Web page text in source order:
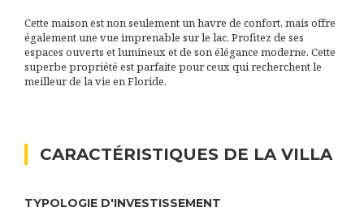
Cette maison est non seulement un havre de confort, mais offre
également une vue imprenable sur le lac. Profitez de ses
espaces ouverts et lumineux et de son élégance moderne. Cette
superbe propriété est parfaite pour ceux qui recherchent le
meilleur de la vie en Floride.
CARACTÉRISTIQUES DE LA VILLA
TYPOLOGIE D'INVESTISSEMENT